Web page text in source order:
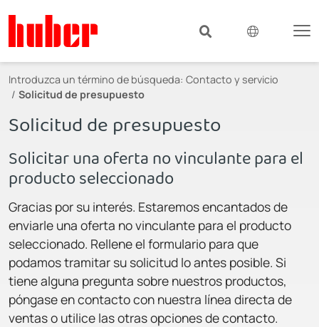
Introduzca un término de búsqueda: Contacto y servicio
Solicitud de presupuesto
Solicitud de presupuesto
Solicitar una oferta no vinculante para el
producto seleccionado
Gracias por su interés. Estaremos encantados de
enviarle una oferta no vinculante para el producto
seleccionado. Rellene el formulario para que
podamos tramitar su solicitud lo antes posible. Si
tiene alguna pregunta sobre nuestros productos,
póngase en contacto con nuestra línea directa de
ventas o utilice las otras opciones de contacto.